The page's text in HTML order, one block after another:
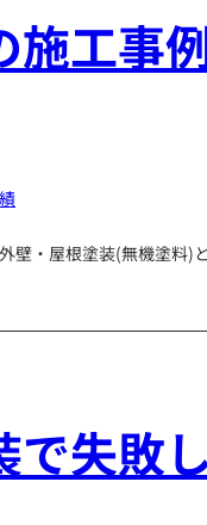
施工事
壁・屋根塗装(無機塗料)
で失敗